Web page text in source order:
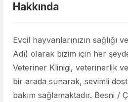
Hakkında
Evcil hayvanlarınızın sağlığı
Adı) olarak bizim için her
Veteriner Klinigi, veterinerlik
bir arada sunarak, sevimli
bakım sağlamaktadır. Besni /